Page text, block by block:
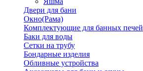
Двери для бани
Окно(Рама)
Комплектующие для банных печей
Баки для воды
Сетки на трубу
Бондарные изделия
Обливные устройства